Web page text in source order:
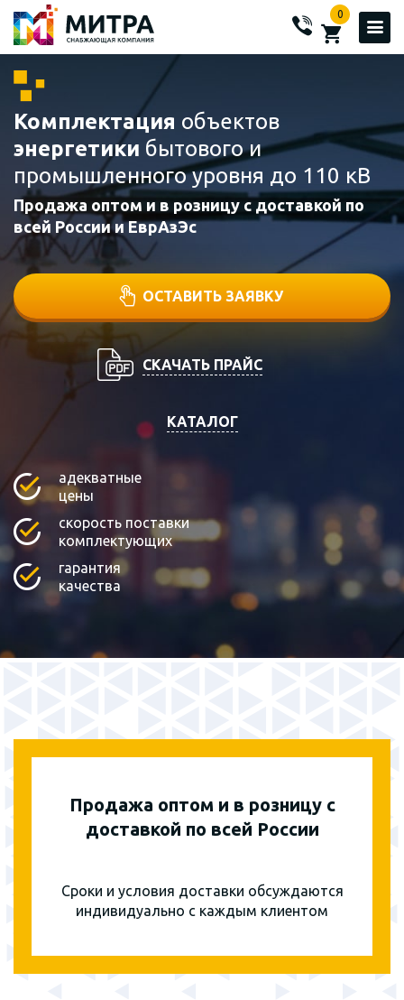
0
Комплектация объектов
энергетики бытового и
промышленного уровня до 110 кВ
Продажа оптом и в розницу с доставкой по
всей России и ЕврАзЭс
ОСТАВИТЬ ЗАЯВКУ
СКАЧАТЬ ПРАЙС
КАТАЛОГ
адекватные
цены
скорость поставки
комплектующих
гарантия
качества
Продажа оптом и в розницу с
доставкой по всей России
Сроки и условия доставки обсуждаются
индивидуально с каждым клиентом